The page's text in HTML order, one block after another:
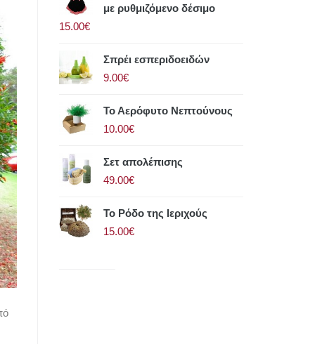
με ρυθμιζόμενο δέσιμο
15.00€
Σπρέι εσπεριδοειδών
9.00€
Το Αερόφυτο Νεπτούνους
10.00€
Σετ απολέπισης
49.00€
Το Ρόδο της Ιεριχούς
15.00€